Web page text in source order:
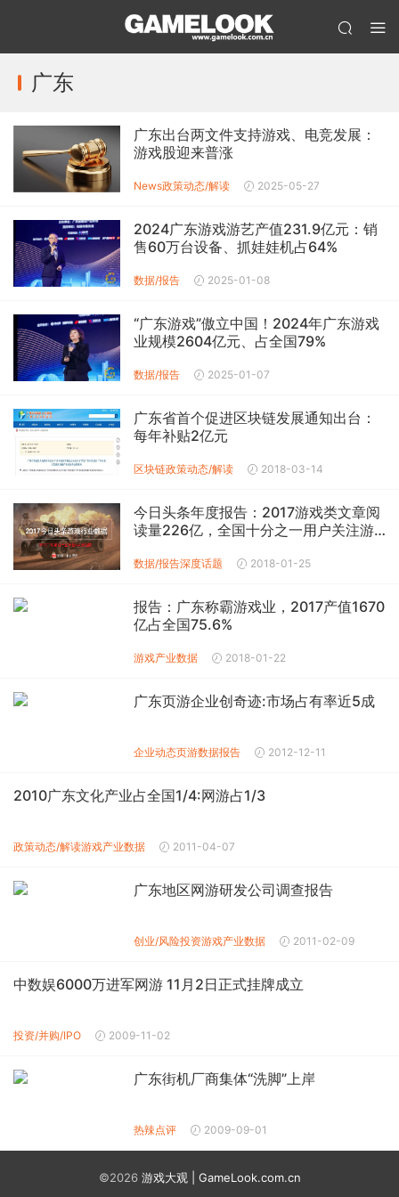
广东
广东出台两文件支持游戏、电竞发展：
游戏股迎来普涨
News政策动态/解读 2025-05-27
2024广东游戏游艺产值231.9亿元：销
售60万台设备、抓娃娃机占64%
数据/报告 2025-01-08
“广东游戏”傲立中国！2024年广东游戏
业规模2604亿元、占全国79%
数据/报告 2025-01-07
广东省首个促进区块链发展通知出台：
每年补贴2亿元
区块链政策动态/解读 2018-03-14
今日头条年度报告：2017游戏类文章阅
读量226亿，全国十分之一用户关注游
数据/报告深度话题 2018-01-25
报告：广东称霸游戏业，2017产值1670
亿占全国75.6%
游戏产业数据 2018-01-22
广东页游企业创奇迹:市场占有率近5成
企业动态页游数据报告 2012-12-11
2010广东文化产业占全国1/4:网游占1/3
政策动态/解读游戏产业数据 2011-04-07
广东地区网游研发公司调查报告
创业/风险投资游戏产业数据 2011-02-09
中数娱6000万进军网游 11月2日正式挂牌成立
投资/并购/IPO 2009-11-02
广东街机厂商集体“洗脚”上岸
热辣点评 2009-09-01
©2026 游戏大观 | GameLook.com.cn